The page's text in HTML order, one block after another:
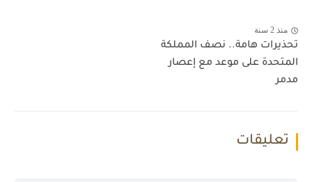
منذ 2 سنة
تحذيرات هامة.. نصف المملكة
المتحدة على موعد مع إعصار
مدمر
تعليقات